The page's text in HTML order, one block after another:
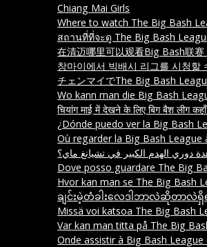
Chiang Mai Girls
Where to watch The Big Bash League in
สถานที่ที่จะดู The Big Bash League ในเชียง
在清迈哪里可以观看Big Bash联赛
창마이에서 빅배시 리그를 시청할 수 있는 장소는
チェンマイでThe Big Bash Leagueを見る場所はどこですか？ (Chemai de The Big Bash League o
Wo kann man die Big Bash League in Chiang
चियांग माई में देखने के लिए बिग बैश लीग
¿Dónde puedo ver la Big Bash League en
Où regarder la Big Bash League à
دوري الهدم الكبير في تشيانغ ماي؟
Dove posso guardare The Big Bash League a
Hvor kan man se The Big Bash League i
ချင်းမဲ့တံခါးလေဒါဘာလဲဆိုတာလဲရှိရင် The Big Bash League ကို ရှမ်းပြိုးတဲ့နေရာလေးအလို့ ဘာဘွဲ့လဲမှာ
Missä voi katsoa The Big Bash Leaguen otteluita
Var kan man titta på The Big Bash League i
Onde assistir à Big Bash League em